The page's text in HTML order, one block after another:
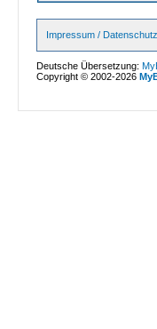
Impressum / Datenschutz
Deutsche Übersetzung:
Copyright © 2002-2026